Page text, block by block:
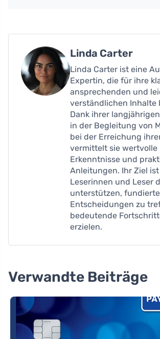
Linda Carter
Linda Carter ist eine
Expertin, die für ihre
ansprechenden und
verständlichen Inhalte
Dank ihrer
in der Begleitung von
bei der Erreichung
vermittelt sie wertvolle
Erkenntnisse und
Anleitungen. Ihr Ziel ist
Leserinnen und Leser
unterstützen, fundierte
Entscheidungen zu
bedeutende
erzielen.
Verwandte Beiträge